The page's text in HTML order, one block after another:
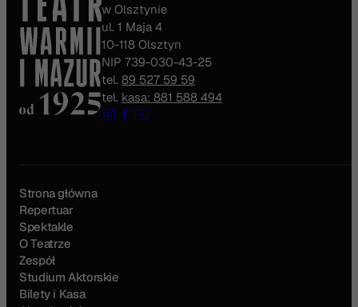
w Olsztynie
ul. 1 Maja 4
10-118 Olsztyn
NIP 739-030-43-25
tel. 89 527 59 59
tel. kasa: 881 588 494
Strona główna
Repertuar
Spektakle
O Teatrze
Zespół
Studium Aktorskie
Bilety i Kasa